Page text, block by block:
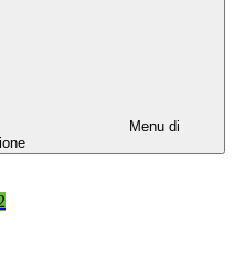
Menu di